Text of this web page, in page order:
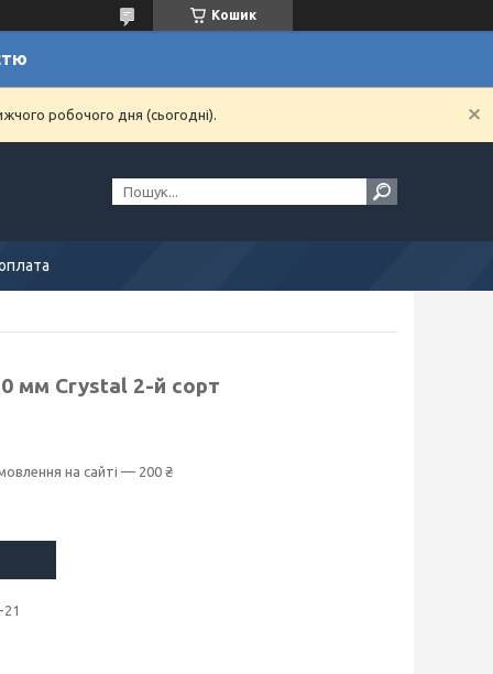
Кошик
робочого дня (сьогодні).
мм Crystal 2-й сорт
на сайті — 200 ₴
21